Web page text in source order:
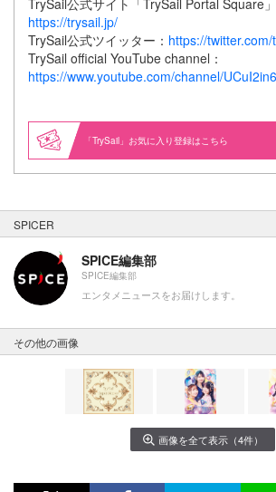
https://trysail.jp/
TrySail公式ツイッター： https://
TrySail official YouTube channel：
https://www.youtube.com/channel/
「TrySail」お気に入り登録はこちら
SPICER
SPICE編集部
SPICE編集部
エンタメニュースをお届けします。
その他の画像
画像を全て表示（4件）